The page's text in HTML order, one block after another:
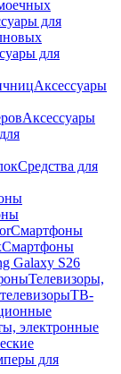
для
для
Аксессуары
Аксессуары
Средства для
Смартфоны
Смартфоны
Galaxy S26
Телевизоры,
ТВ-
электронные
для